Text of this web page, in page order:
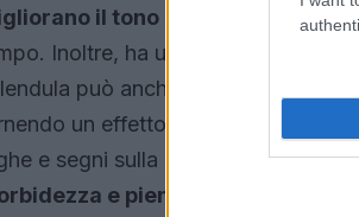
il tono e l’elasticità della
Inoltre, ha un effetto benefico
può anch’essere usato per
un effetto rinfrescante e
e segni sulla pelle, facilitando
e pienezza